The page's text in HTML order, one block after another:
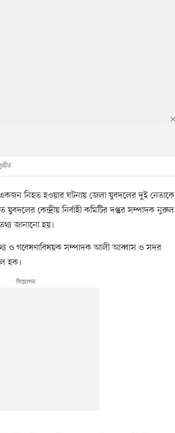
নিহত হওয়ার ঘটনায় জেলা যুবদলের দুই নেতাকে
যুবদলের কেন্দ্রীয় নির্বাহী কমিটির দপ্তর সম্পাদক নুরুল
জানানো হয়।
ও গবেষণাবিষয়ক সম্পাদক আলী আব্বাস ও সদর
হক।